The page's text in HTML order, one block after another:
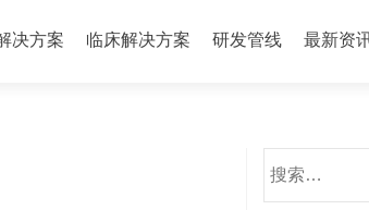
决方案 临床解决方案 研发管线 最新资
索：